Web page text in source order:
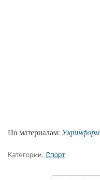
По материалам: Укринформ
Категории: Спорт